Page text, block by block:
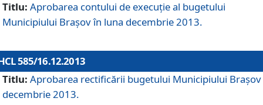
Titlu: Aprobarea contului de execuţie al bugetului
Municipiului Braşov în luna decembrie 2013.
585/16.12.2013
Titlu: Aprobarea rectificării bugetului Municipiului Braşov
decembrie 2013.